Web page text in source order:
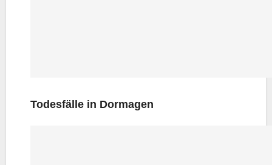
Todes­fäl­le in Dormagen